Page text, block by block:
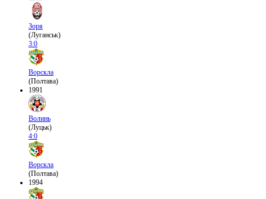
Зоря
(Луганськ)
3:0
Ворскла
(Полтава)
1991
Волинь
(Луцьк)
4:0
Ворскла
(Полтава)
1994